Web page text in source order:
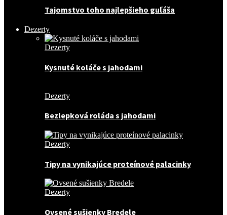
Tajomstvo toho najlepšieho guľáša
Dezerty
Dezerty
Kysnuté koláče s jahodami
Dezerty
Bezlepková roláda s jahodami
Dezerty
Tipy na vynikajúce proteínové palacinky
Dezerty
Ovsené sušienky Bredele